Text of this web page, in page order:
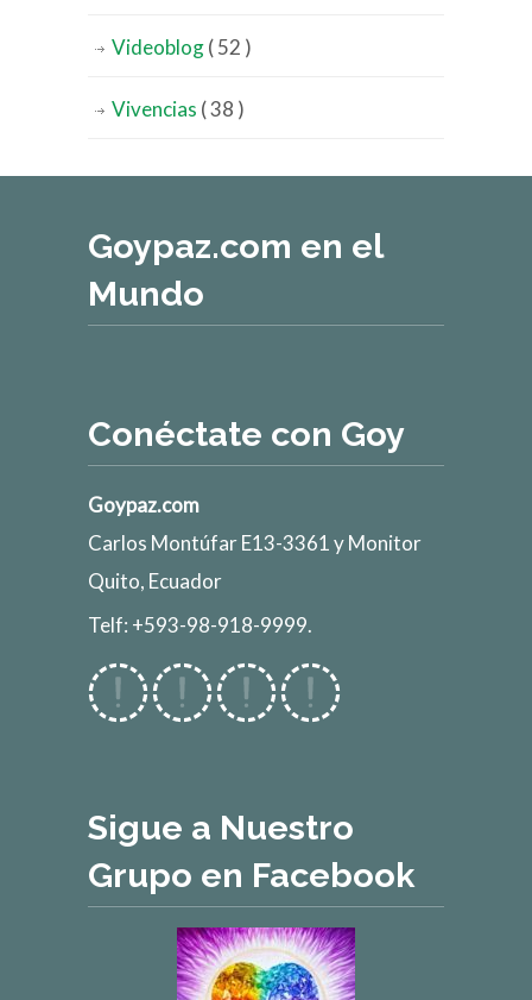
Videoblog( 52 )
Vivencias ( 38 )
Goypaz.com en el
Mundo
Conéctate con Goy
Goypaz.com
Carlos Montúfar E13-3361 y Monitor
Quito, Ecuador
Telf: +593-98-918-9999.
Sigue a Nuestro
Grupo en Facebook